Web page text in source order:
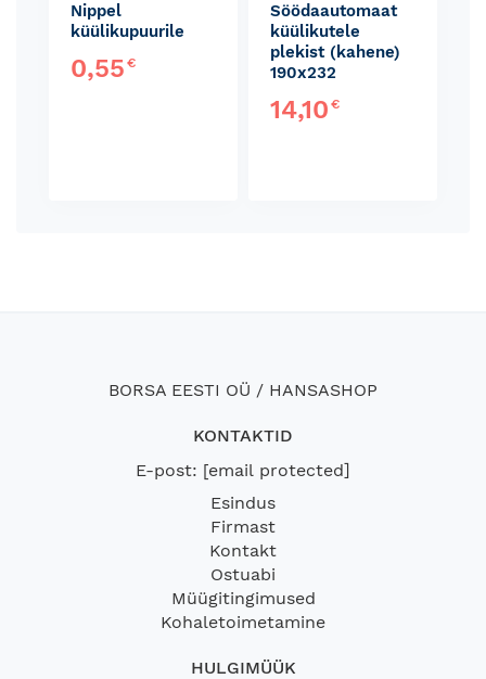
Nippel
küülikupuurile
0,55€
Söödaautomaat
küülikutele
plekist (kahene)
190x232
14,10€
BORSA EESTI OÜ / HANSASHOP
KONTAKTID
E-post: [email protected]
Esindus
Firmast
Kontakt
Ostuabi
Müügitingimused
Kohaletoimetamine
HULGIMÜÜK